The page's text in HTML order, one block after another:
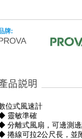
牌:
位式風速計
靈敏準確
分離式風扇，可邊測
捲線可拉2公尺長，並